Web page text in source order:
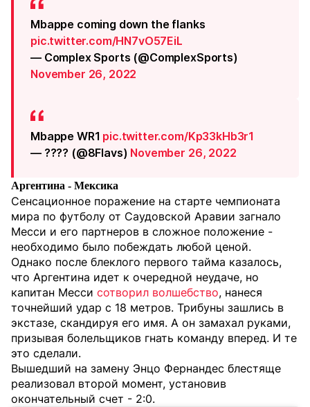
Mbappe coming down the flanks
pic.twitter.com/HN7vO57EiL
— Complex Sports (@ComplexSports)
November 26, 2022
Mbappe WR1 pic.twitter.com/Kp33kHb3r1
— ???? (@8Flavs) November 26, 2022
Аргентина - Мексика
Сенсационное поражение на старте чемпионата
мира по футболу от Саудовской Аравии загнало
Месси и его партнеров в сложное положение -
необходимо было побеждать любой ценой.
Однако после блеклого первого тайма казалось,
что Аргентина идет к очередной неудаче, но
капитан Месси сотворил волшебство, нанеся
точнейший удар с 18 метров. Трибуны зашлись в
экстазе, скандируя его имя. А он замахал руками,
призывая болельщиков гнать команду вперед. И те
это сделали.
Вышедший на замену Энцо Фернандес блестяще
реализовал второй момент, установив
окончательный счет - 2:0.